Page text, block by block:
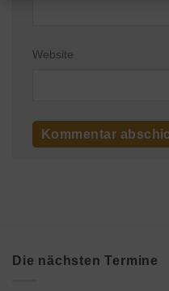
Website
Die nächsten Termine